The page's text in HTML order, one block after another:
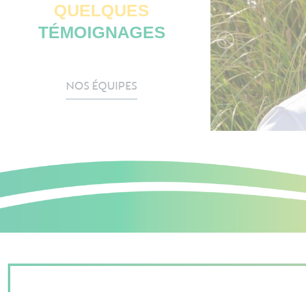
QUELQUES
TÉMOIGNAGES
NOS ÉQUIPES